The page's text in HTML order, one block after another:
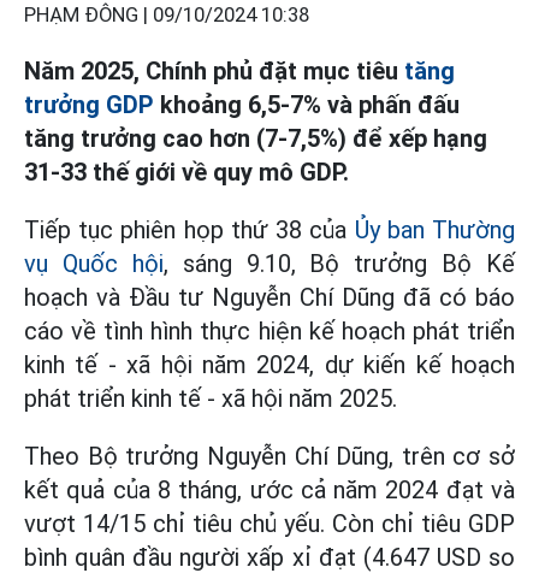
PHẠM ĐÔNG | 09/10/2024 10:38
Năm 2025, Chính phủ đặt mục tiêu tăng
trưởng GDP khoảng 6,5-7% và phấn đấu
tăng trưởng cao hơn (7-7,5%) để xếp hạng
31-33 thế giới về quy mô GDP.
Tiếp tục phiên họp thứ 38 của Ủy ban Thường
vụ Quốc hội, sáng 9.10, Bộ trưởng Bộ Kế
hoạch và Đầu tư Nguyễn Chí Dũng đã có báo
cáo về tình hình thực hiện kế hoạch phát triển
kinh tế - xã hội năm 2024, dự kiến kế hoạch
phát triển kinh tế - xã hội năm 2025.
Theo Bộ trưởng Nguyễn Chí Dũng, trên cơ sở
kết quả của 8 tháng, ước cả năm 2024 đạt và
vượt 14/15 chỉ tiêu chủ yếu. Còn chỉ tiêu GDP
bình quân đầu người xấp xỉ đạt (4.647 USD so